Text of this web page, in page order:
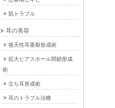
肌トラブル
耳の美容
後天性耳垂裂形成術
拡大ピアスホール閉鎖形成
術
立ち耳形成術
耳のトラブル治療